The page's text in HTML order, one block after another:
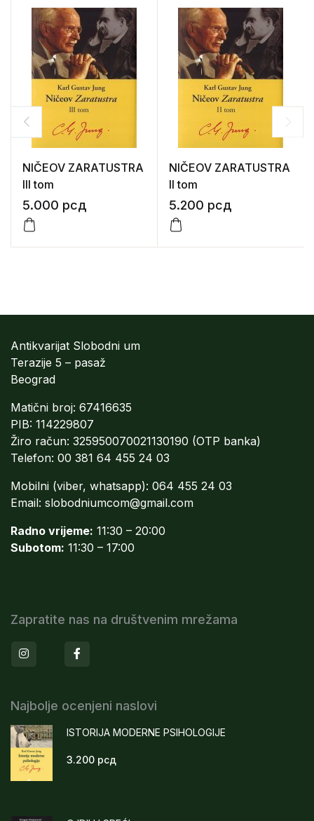
NIČEOV ZARATUSTRA
III tom
5.000 рсд
NIČEOV ZARATUSTRA
II tom
5.200 рсд
Antikvarijat Slobodni um
Terazije 5 – pasaž
Beograd
Matični broj: 67416635
PIB: 114229807
Žiro račun: 325950070021130190 (OTP banka)
Telefon: 00 381 64 455 24 03
Mobilni (viber, whatsapp): 064 455 24 03
Email: slobodniumcom@gmail.com
Radno vrijeme: 11:30 – 20:00
Subotom: 11:30 – 17:00
Zapratite nas na društvenim mrežama
Instagram
Najbolje ocenjeni naslovi
ISTORIJA MODERNE PSIHOLOGIJE
3.200 рсд